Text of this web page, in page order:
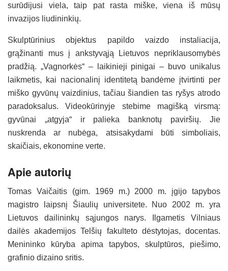
surūdijusi viela, taip pat rasta miške, viena iš mūsų
invazijos liudininkių.
Skulptūrinius objektus papildo vaizdo instaliacija,
grąžinanti mus į ankstyvąją Lietuvos nepriklausomybės
pradžią. „Vagnorkės“ – laikinieji pinigai – buvo unikalus
laikmetis, kai nacionalinį identitetą bandėme įtvirtinti per
miško gyvūnų vaizdinius, tačiau šiandien tas ryšys atrodo
paradoksalus. Videokūrinyje stebime magišką virsmą:
gyvūnai „atgyja“ ir palieka banknotų paviršių. Jie
nuskrenda ar nubėga, atsisakydami būti simboliais,
skaičiais, ekonomine verte.
Apie autorių
Tomas Vaičaitis (gim. 1969 m.) 2000 m. įgijo tapybos
magistro laipsnį Šiaulių universitete. Nuo 2002 m. yra
Lietuvos dailininkų sąjungos narys. Ilgametis Vilniaus
dailės akademijos Telšių fakulteto dėstytojas, docentas.
Menininko kūryba apima tapybos, skulptūros, piešimo,
grafinio dizaino sritis.